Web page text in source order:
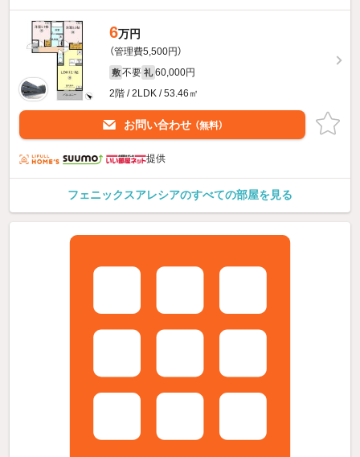
6万円
（管理費5,500円）
敷 不要 礼 60,000円
2階 / 2LDK / 53.46㎡
お問い合わせ （無料）
提供
フェニックスアレシアのすべての部屋を見る